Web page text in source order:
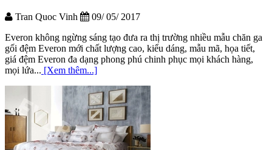
Tran Quoc Vinh
09/ 05/ 2017
Everon không ngừng sáng tạo đưa ra thị trường nhiều mẫu chăn ga
gối đệm Everon mới chất lượng cao, kiểu dáng, mẫu mã, họa tiết,
giá đệm Everon đa dạng phong phú chinh phục mọi khách hàng,
mọi lứa... [Xem thêm...]